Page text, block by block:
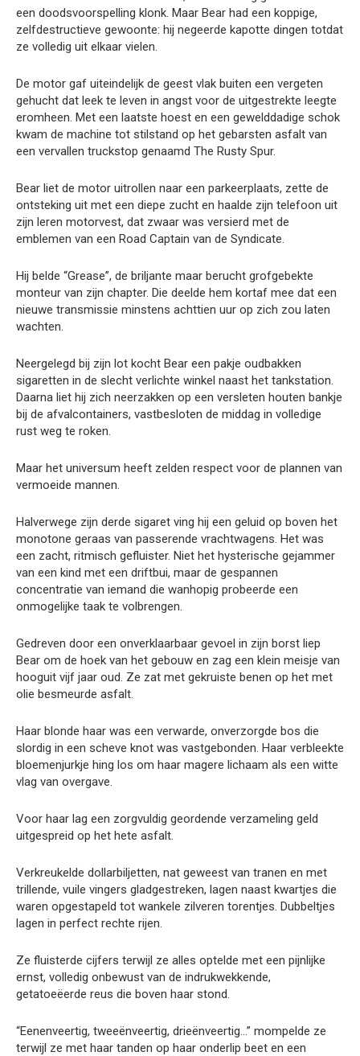
een doodsvoorspelling klonk. Maar Bear had een koppige,
zelfdestructieve gewoonte: hij negeerde kapotte dingen totdat
ze volledig uit elkaar vielen.
De motor gaf uiteindelijk de geest vlak buiten een vergeten
gehucht dat leek te leven in angst voor de uitgestrekte leegte
eromheen. Met een laatste hoest en een gewelddadige schok
kwam de machine tot stilstand op het gebarsten asfalt van
een vervallen truckstop genaamd The Rusty Spur.
Bear liet de motor uitrollen naar een parkeerplaats, zette de
ontsteking uit met een diepe zucht en haalde zijn telefoon uit
zijn leren motorvest, dat zwaar was versierd met de
emblemen van een Road Captain van de Syndicate.
Hij belde “Grease”, de briljante maar berucht grofgebekte
monteur van zijn chapter. Die deelde hem kortaf mee dat een
nieuwe transmissie minstens achttien uur op zich zou laten
wachten.
Neergelegd bij zijn lot kocht Bear een pakje oudbakken
sigaretten in de slecht verlichte winkel naast het tankstation.
Daarna liet hij zich neerzakken op een versleten houten bankje
bij de afvalcontainers, vastbesloten de middag in volledige
rust weg te roken.
Maar het universum heeft zelden respect voor de plannen van
vermoeide mannen.
Halverwege zijn derde sigaret ving hij een geluid op boven het
monotone geraas van passerende vrachtwagens. Het was
een zacht, ritmisch gefluister. Niet het hysterische gejammer
van een kind met een driftbui, maar de gespannen
concentratie van iemand die wanhopig probeerde een
onmogelijke taak te volbrengen.
Gedreven door een onverklaarbaar gevoel in zijn borst liep
Bear om de hoek van het gebouw en zag een klein meisje van
hooguit vijf jaar oud. Ze zat met gekruiste benen op het met
olie besmeurde asfalt.
Haar blonde haar was een verwarde, onverzorgde bos die
slordig in een scheve knot was vastgebonden. Haar verbleekte
bloemenjurkje hing los om haar magere lichaam als een witte
vlag van overgave.
Voor haar lag een zorgvuldig geordende verzameling geld
uitgespreid op het hete asfalt.
Verkreukelde dollarbiljetten, nat geweest van tranen en met
trillende, vuile vingers gladgestreken, lagen naast kwartjes die
waren opgestapeld tot wankele zilveren torentjes. Dubbeltjes
lagen in perfect rechte rijen.
Ze fluisterde cijfers terwijl ze alles optelde met een pijnlijke
ernst, volledig onbewust van de indrukwekkende,
getatoeëerde reus die boven haar stond.
“Eenenveertig, tweeënveertig, drieënveertig…” mompelde ze
terwijl ze met haar tanden op haar onderlip beet en een